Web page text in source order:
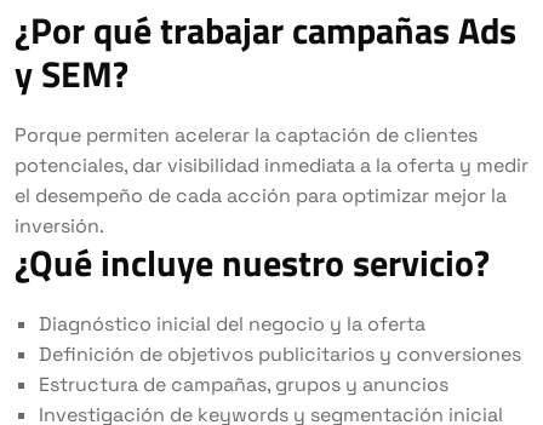
¿Por qué trabajar campañas Ads
y SEM?
Porque permiten acelerar la captación de clientes
potenciales, dar visibilidad inmediata a la oferta y medir
el desempeño de cada acción para optimizar mejor la
inversión.
¿Qué incluye nuestro servicio?
Diagnóstico inicial del negocio y la oferta
Definición de objetivos publicitarios y conversiones
Estructura de campañas, grupos y anuncios
Investigación de keywords y segmentación inicial